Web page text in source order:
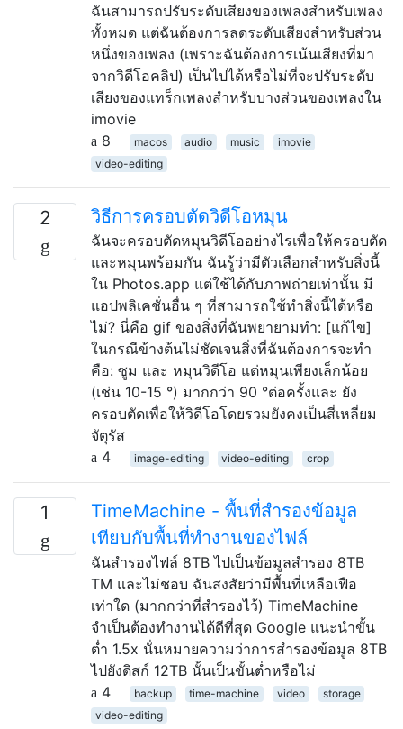
ฉันสามารถปรับระดับเสียงของเพลงสำหรับเพลง
ทั้งหมด แต่ฉันต้องการลดระดับเสียงสำหรับส่วน
หนึ่งของเพลง (เพราะฉันต้องการเน้นเสียงที่มา
จากวิดีโอคลิป) เป็นไปได้หรือไม่ที่จะปรับระดับ
เสียงของแทร็กเพลงสำหรับบางส่วนของเพลงใน
imovie
8
macos audio music
imovie
video-editing
2 วิธีการครอบตัดวิดีโอหมุน
ฉันจะครอบตัดหมุนวิดีโออย่างไรเพื่อให้ครอบตัด
และหมุนพร้อมกัน ฉันรู้ว่ามีตัวเลือกสำหรับสิ่งนี้
ใน Photos.app แต่ใช้ได้กับภาพถ่ายเท่านั้น มี
แอปพลิเคชั่นอื่น ๆ ที่สามารถใช้ทำสิ่งนี้ได้หรือ
ไม่? นี่คือ gif ของสิ่งที่ฉันพยายามทำ: [แก้ไข]
ในกรณีข้างต้นไม่ชัดเจนสิ่งที่ฉันต้องการจะทำ
คือ: ซูม และ หมุนวิดีโอ แต่หมุนเพียงเล็กน้อย
(เช่น 10-15 °) มากกว่า 90 °ต่อครั้งและ ยัง
ครอบตัดเพื่อให้วิดีโอโดยรวมยังคงเป็นสี่เหลี่ยม
จัตุรัส
4
image-editing video-editing crop
1
TimeMachine - พื้นที่สำรองข้อมูล
เทียบกับพื้นที่ทำงานของไฟล์
ฉันสำรองไฟล์ 8TB ไปเป็นข้อมูลสำรอง 8TB
TM และไม่ชอบ ฉันสงสัยว่ามีพื้นที่เหลือเฟือ
เท่าใด (มากกว่าที่สำรองไว้) TimeMachine
จำเป็นต้องทำงานได้ดีที่สุด Google แนะนำขั้น
ต่ำ 1.5x นั่นหมายความว่าการสำรองข้อมูล 8TB
ไปยังดิสก์ 12TB นั้นเป็นขั้นต่ำหรือไม่
4
backup time-machine video
storage
video-editing